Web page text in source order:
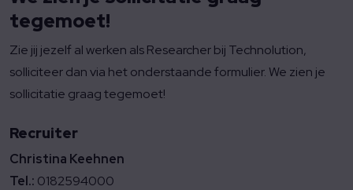
tegemoet!
Zie jij jezelf al werken als Researcher bij Technolution,
solliciteer dan via het onderstaande formulier. We zien je
sollicitatie graag tegemoet!
Recruiter
Christina Keehnen
Tel.: 0182594000